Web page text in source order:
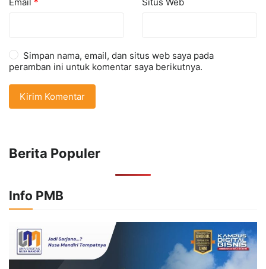
Email * Situs Web
Simpan nama, email, dan situs web saya pada
peramban ini untuk komentar saya berikutnya.
Berita Populer
Info PMB